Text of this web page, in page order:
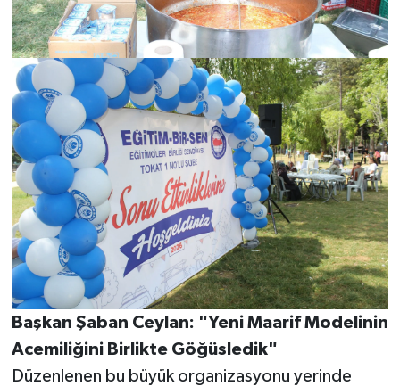
Başkan Şaban Ceylan: "Yeni Maarif Modelinin
Acemiliğini Birlikte Göğüsledik"
Düzenlenen bu büyük organizasyonu yerinde